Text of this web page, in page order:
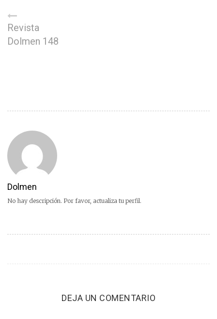
Revista
Dolmen 148
Dolmen
No hay descripción. Por favor, actualiza tu perfil.
DEJA UN COMENTARIO